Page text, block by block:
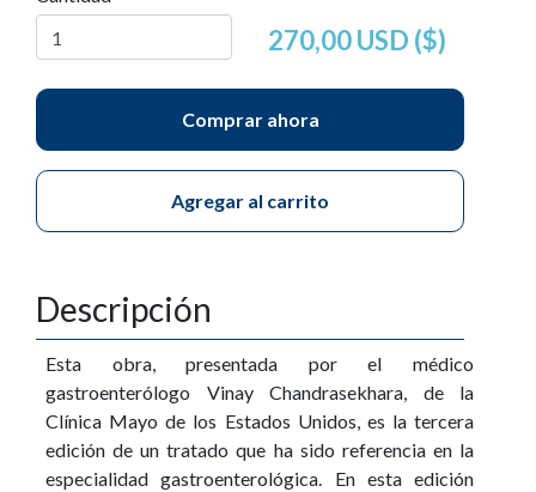
270,00 USD ($)
Comprar ahora
Agregar al carrito
Descripción
Esta obra, presentada por el médico
gastroenterólogo Vinay Chandrasekhara, de la
Clínica Mayo de los Estados Unidos, es la tercera
edición de un tratado que ha sido referencia en la
especialidad gastroenterológica. En esta edición